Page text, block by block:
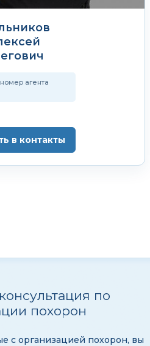
агента
в контакты
по
похорон
с организацией похорон, вы